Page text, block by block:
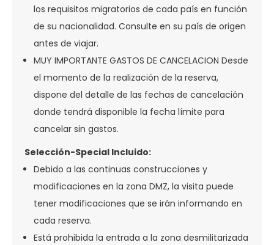
los requisitos migratorios de cada país en función
de su nacionalidad. Consulte en su país de origen
antes de viajar.
MUY IMPORTANTE GASTOS DE CANCELACION Desde
el momento de la realización de la reserva,
dispone del detalle de las fechas de cancelación
donde tendrá disponible la fecha límite para
cancelar sin gastos.
Selección-Special Incluido:
Debido a las continuas construcciones y
modificaciones en la zona DMZ, la visita puede
tener modificaciones que se irán informando en
cada reserva.
Está prohibida la entrada a la zona desmilitarizada